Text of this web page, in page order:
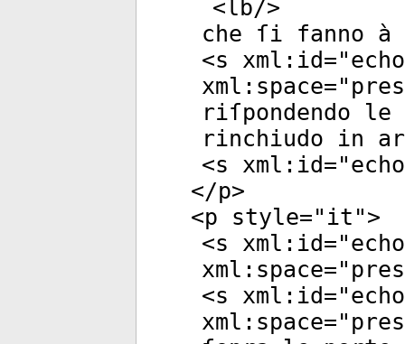
<lb/>
che ſi fanno
<s xml:id="
xml:space="
riſpondendo
rinchiudo in
<s xml:id="
</p>
<p style=" it ">
<s xml:id="
xml:space="
<s xml:id="
xml:space="